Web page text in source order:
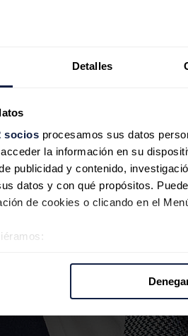
Detalles
socios procesamos sus datos
la información en su
publicidad y contenido,
datos y con qué propósitos.
de cookies o clicando en el